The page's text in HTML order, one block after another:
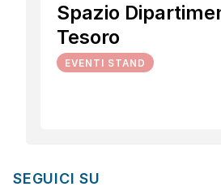
Spazio
Tesoro
EVENTI STAND
SEGUICI SU